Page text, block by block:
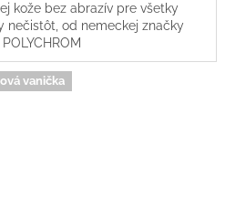
kože bez abrazív pre všetky
nečistôt, od nemeckej značky
vanička